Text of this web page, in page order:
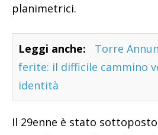
planimetrici.
Leggi anche:
Torre
ferite: il difficile cammino
identità
Il 29enne è stato